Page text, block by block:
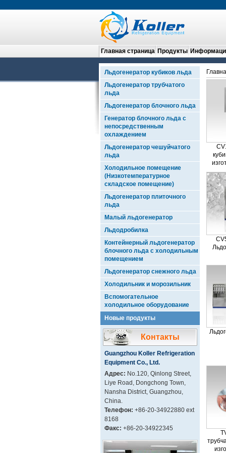
Главная страница Продукты
Льдогенератор кубиков льда
Льдогенератор трубчатого
льда
Льдогенератор блочного льда
Генератор блочного льда с
непосредственным
охлаждением
Льдогенератор чешуйчатого
льда
Холодильное помещение
(Низкотемпературное
складское помещение)
Льдогенератор плиточного
льда
Малый льдогенератор
Льдодробилка
Контейнерный льдогенератор
блочного льда с холодильным
помещением
Льдогенератор снежного льда
Холодильник и морозильник
Вспомогательное
холодильное оборудование
Новые продукты
Контакты
Guangzhou Koller Refrigeration
Equipment Co., Ltd.
Адрес: No.120, Qinlong Street,
Liye Road, Dongchong Town,
Nansha District, Guangzhou,
China.
Телефон: +86-20-34922880 ext
8168
Факс: +86-20-34922345